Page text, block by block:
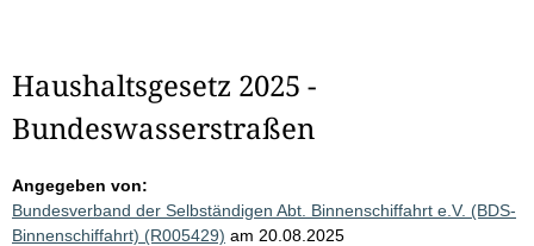
Haushaltsgesetz 2025 -
Bundeswasserstraßen
Angegeben von:
Bundesverband der Selbständigen Abt. Binnenschiffahrt e.V. (BDS-
Binnenschiffahrt) (R005429) am 20.08.2025